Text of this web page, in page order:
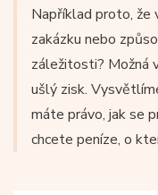
Například proto, že
zakázku nebo
záležitosti? Možná
ušlý zisk.
máte právo, jak se
chcete peníze, o